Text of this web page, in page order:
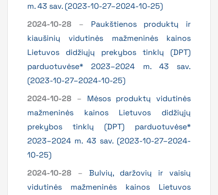
m. 43 sav. (2023-10-27–2024-10-25)
2024-10-28 – Paukštienos produktų ir
kiaušinių vidutinės mažmeninės kainos
Lietuvos didžiųjų prekybos tinklų (DPT)
parduotuvėse* 2023–2024 m. 43 sav.
(2023-10-27–2024-10-25)
2024-10-28 – Mėsos produktų vidutinės
mažmeninės kainos Lietuvos didžiųjų
prekybos tinklų (DPT) parduotuvėse*
2023–2024 m. 43 sav. (2023-10-27–2024-
10-25)
2024-10-28 – Bulvių, daržovių ir vaisių
vidutinės mažmeninės kainos Lietuvos